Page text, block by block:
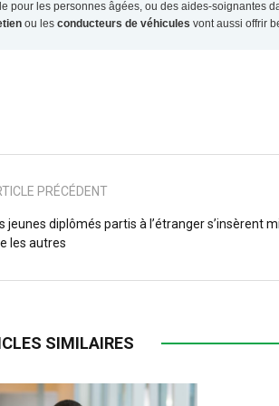
pour les personnes âgées, ou des aides-soignantes
ou les conducteurs de véhicules vont aussi offrir
PRÉCÉDENT
jeunes diplômés partis à l’étranger s’insèrent
les autres
SIMILAIRES